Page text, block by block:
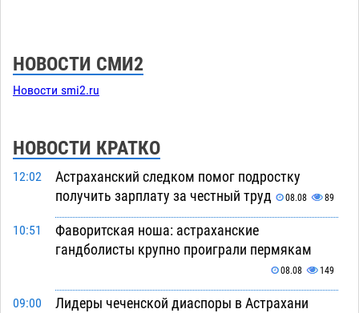
НОВОСТИ СМИ2
Новости smi2.ru
НОВОСТИ КРАТКО
12:02
Астраханский следком помог подростку
получить зарплату за честный труд
08.08 89
10:51
Фаворитская ноша: астраханские
гандболисты крупно проиграли пермякам
08.08 149
09:00
Лидеры чеченской диаспоры в Астрахани